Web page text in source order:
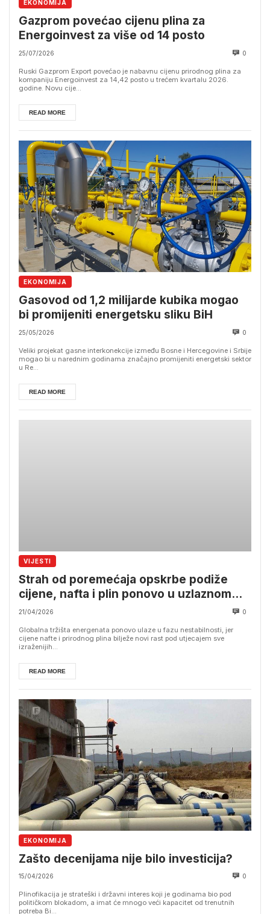
EKONOMIJA
Gazprom povećao cijenu plina za
Energoinvest za više od 14 posto
25/07/2026 0
Ruski Gazprom Export povećao je nabavnu cijenu prirodnog plina za
kompaniju Energoinvest za 14,42 posto u trećem kvartalu 2026.
godine. Novu cije...
READ MORE
EKONOMIJA
Gasovod od 1,2 milijarde kubika mogao
bi promijeniti energetsku sliku BiH
25/05/2026 0
Veliki projekat gasne interkonekcije između Bosne i Hercegovine i Srbije
mogao bi u narednim godinama značajno promijeniti energetski sektor
u Re...
READ MORE
VIJESTI
Strah od poremećaja opskrbe podiže
cijene, nafta i plin ponovo u uzlaznom
trendu
21/04/2026 0
Globalna tržišta energenata ponovo ulaze u fazu nestabilnosti, jer
cijene nafte i prirodnog plina bilježe novi rast pod utjecajem sve
izraženijih...
READ MORE
EKONOMIJA
Zašto decenijama nije bilo investicija?
15/04/2026 0
Plinofikacija je strateški i državni interes koji je godinama bio pod
političkom blokadom, a imat će mnogo veći kapacitet od trenutnih
potreba Bi...